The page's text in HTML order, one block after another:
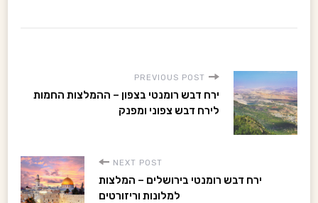
P
o
PREVIOUS POST
ירח דבש רומנטי בצפון – ההמלצות החמות
לירח דבש צפוני ומפנק
NEXT POST
ירח דבש רומנטי בירושלים – המלצות
למלונות וריזורטים